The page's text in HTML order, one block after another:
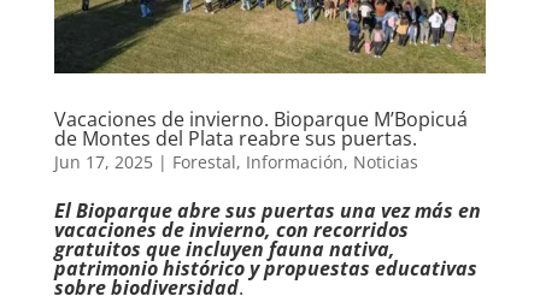
Vacaciones de invierno. Bioparque M’Bopicuá
de Montes del Plata reabre sus puertas.
Jun 17, 2025| Forestal, Información, Noticias
El Bioparque abre sus puertas una vez más en
vacaciones de invierno, con recorridos
gratuitos que incluyen fauna nativa,
patrimonio histórico y propuestas educativas
sobre biodiversidad.